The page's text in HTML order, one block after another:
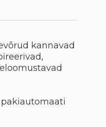
kannavad